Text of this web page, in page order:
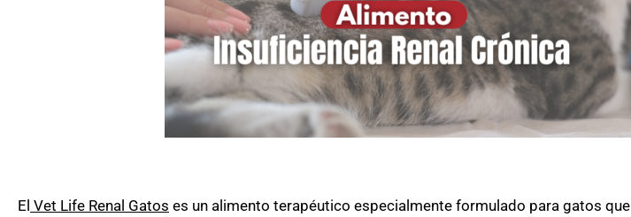
El Vet Life Renal Gatos es un alimento terapéutico especialmente formulado para gatos que